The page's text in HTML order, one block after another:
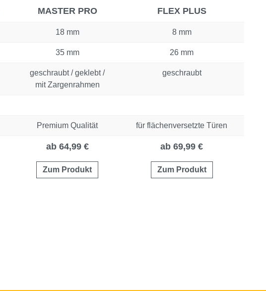
MASTER PRO FLEX PLUS
18 mm 8 mm
35 mm 26 mm
geschraubt / geklebt /
mit Zargenrahmen
geschraubt
Premium Qualität
für flächenversetzte Türen
ab 64,99 €
Zum Produkt
ab 69,99 €
Zum Produkt